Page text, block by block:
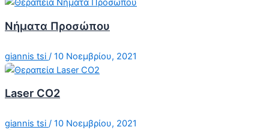
Νήματα Προσώπου
giannis tsi / 10 Νοεμβρίου, 2021
Laser CO2
giannis tsi / 10 Νοεμβρίου, 2021